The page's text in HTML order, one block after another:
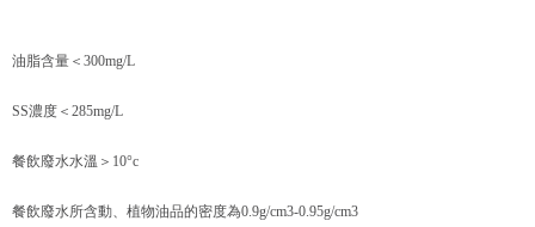
油脂含量＜300mg/L
SS濃度＜285mg/L
餐飲廢水水溫＞10°c
餐飲廢水所含動、植物油品的密度為0.9g/cm3-0.95g/cm3